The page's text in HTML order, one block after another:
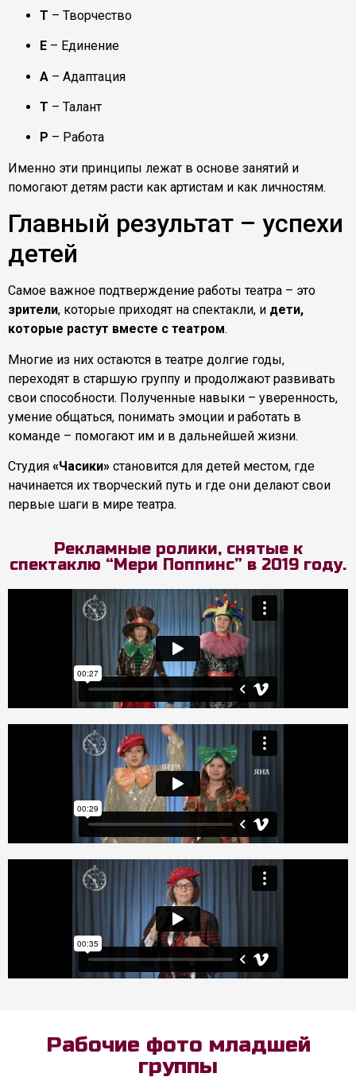
Т – Творчество
Е – Единение
А – Адаптация
Т – Талант
Р – Работа
Именно эти принципы лежат в основе занятий и
помогают детям расти как артистам и как личностям.
Главный результат – успехи
детей
Самое важное подтверждение работы театра – это
зрители, которые приходят на спектакли, и дети,
которые растут вместе с театром.
Многие из них остаются в театре долгие годы,
переходят в старшую группу и продолжают развивать
свои способности. Полученные навыки – уверенность,
умение общаться, понимать эмоции и работать в
команде – помогают им и в дальнейшей жизни.
Студия «Часики» становится для детей местом, где
начинается их творческий путь и где они делают свои
первые шаги в мире театра.
Рекламные ролики, снятые к
спектаклю “Мери Поппинс” в 2019 году.
Рабочие фото младшей
группы